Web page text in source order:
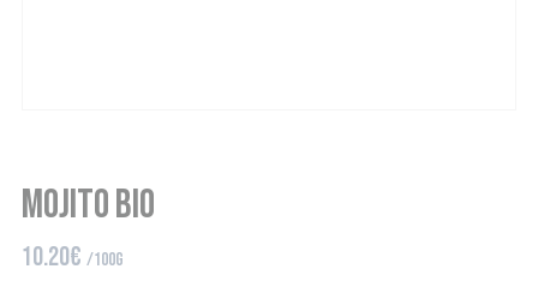
Mojito Bio
10.20€ /100g